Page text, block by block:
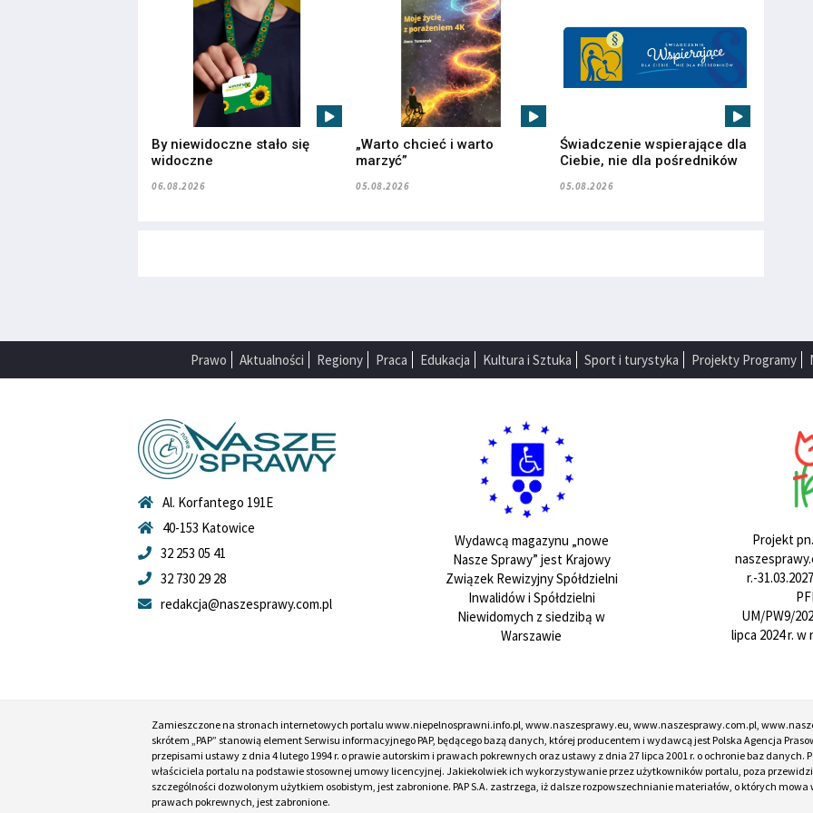
By niewidoczne stało się
widoczne
06.08.2026
„Warto chcieć i warto
marzyć”
05.08.2026
Świadczenie wspierające dla
Ciebie, nie dla pośredników
05.08.2026
Prawo Aktualności Regiony Praca Edukacja Kultura i Sztuka Sport i turystyka Projekty Programy
Al. Korfantego 191E
40-153 Katowice
32 253 05 41
32 730 29 28
redakcja@naszesprawy.com.pl
Wydawcą magazynu „nowe
Nasze Sprawy” jest Krajowy
Związek Rewizyjny Spółdzielni
Inwalidów i Spółdzielni
Niewidomych z siedzibą w
Warszawie
Projekt
r.-
UM/PW9/
lipca 2024 r.
Zamieszczone na stronach internetowych portalu www.niepelnosprawni.info.pl, www.naszesprawy.eu, www.naszesprawy.com.pl,
skrótem „PAP” stanowią element Serwisu informacyjnego PAP, będącego bazą danych, której producentem i wydawcą jest Polska Agencja
przepisami ustawy z dnia 4 lutego 1994 r. o prawie autorskim i prawach pokrewnych oraz ustawy z dnia 27 lipca 2001 r. o ochronie baz danych.
właściciela portalu na podstawie stosownej umowy licencyjnej. Jakiekolwiek ich wykorzystywanie przez użytkowników portalu, poza
szczególności dozwolonym użytkiem osobistym, jest zabronione. PAP S.A. zastrzega, iż dalsze rozpowszechnianie materiałów, o których
prawach pokrewnych, jest zabronione.